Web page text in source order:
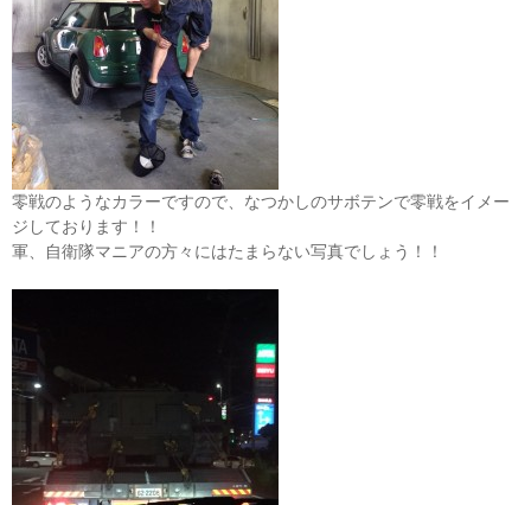
零戦のようなカラーですので、なつかしのサボテンで零戦をイメー
ジしております！！
軍、自衛隊マニアの方々にはたまらない写真でしょう！！